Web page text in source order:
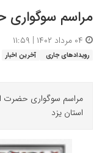
مراسم سوگواری
رویدادهای جاری
آخرین اخبار
مراسم سوگواری حضرت
استان یزد